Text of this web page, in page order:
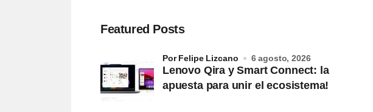
Featured Posts
Lenovo Qira y Smart Connect: la
apuesta para unir el ecosistema!
por Felipe Lizcano 6 agosto, 2026